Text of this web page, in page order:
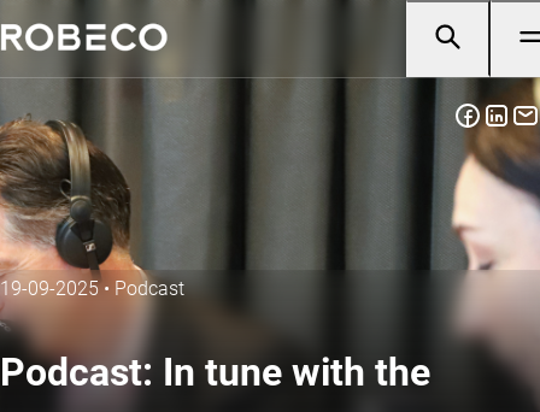
19-09-2025• Podcast
Podcast: In tune with the